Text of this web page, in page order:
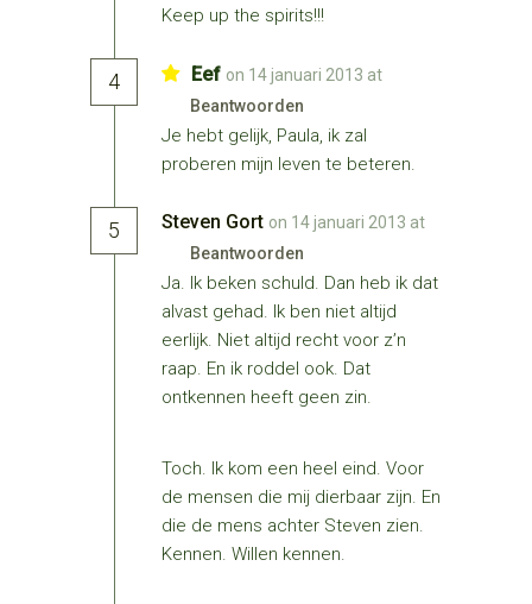
Keep up the spirits!!!
4 Eef on 14 januari 2013 at
Beantwoorden
Je hebt gelijk, Paula, ik zal
proberen mijn leven te beteren.
5 Steven Gort on 14 januari 2013 at
Beantwoorden
Ja. Ik beken schuld. Dan heb ik dat
alvast gehad. Ik ben niet altijd
eerlijk. Niet altijd recht voor z’n
raap. En ik roddel ook. Dat
ontkennen heeft geen zin.
Toch. Ik kom een heel eind. Voor
de mensen die mij dierbaar zijn. En
die de mens achter Steven zien.
Kennen. Willen kennen.